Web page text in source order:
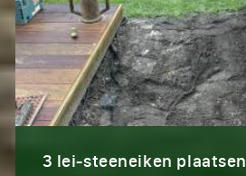
3 lei-steeneiken plaatsen